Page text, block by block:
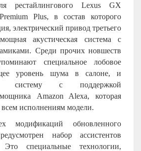
рестайлингового Lexus GX
Plus, в состав которого
электрический привод третьего
акустическая система с
Среди прочих новшеств
специальное лобовое
уровень шума в салоне, и
систему с поддержкой
Amazon Alexa, которая
всем исполнениям модели.
модификаций обновленного
набор ассистентов
специальные технологии,